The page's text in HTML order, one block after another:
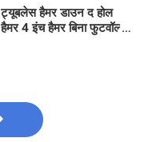
ट्यूबलेस हैमर डाउन द होल
हैमर 4 इंच हैमर बिना फुटवॉल्व